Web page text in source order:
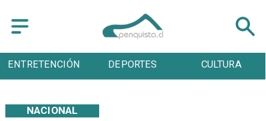
ENTRETENCIÓN DEPORTES CULTURA
NACIONAL